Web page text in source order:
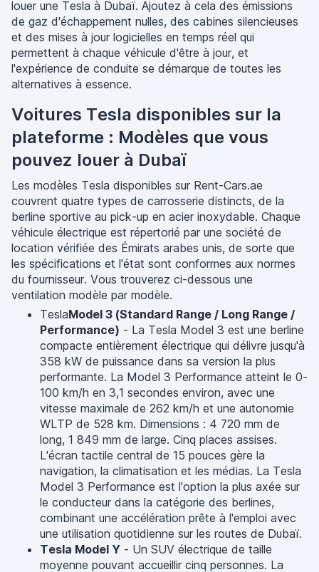
louer une Tesla à Dubaï. Ajoutez à cela des émissions
de gaz d'échappement nulles, des cabines silencieuses
et des mises à jour logicielles en temps réel qui
permettent à chaque véhicule d'être à jour, et
l'expérience de conduite se démarque de toutes les
alternatives à essence.
Voitures Tesla disponibles sur la
plateforme : Modèles que vous
pouvez louer à Dubaï
Les modèles Tesla disponibles sur Rent-Cars.ae
couvrent quatre types de carrosserie distincts, de la
berline sportive au pick-up en acier inoxydable. Chaque
véhicule électrique est répertorié par une société de
location vérifiée des Émirats arabes unis, de sorte que
les spécifications et l'état sont conformes aux normes
du fournisseur. Vous trouverez ci-dessous une
ventilation modèle par modèle.
TeslaModel 3 (Standard Range / Long Range /
Performance) - La Tesla Model 3 est une berline
compacte entièrement électrique qui délivre jusqu'à
358 kW de puissance dans sa version la plus
performante. La Model 3 Performance atteint le 0-
100 km/h en 3,1 secondes environ, avec une
vitesse maximale de 262 km/h et une autonomie
WLTP de 528 km. Dimensions : 4 720 mm de
long, 1 849 mm de large. Cinq places assises.
L'écran tactile central de 15 pouces gère la
navigation, la climatisation et les médias. La Tesla
Model 3 Performance est l'option la plus axée sur
le conducteur dans la catégorie des berlines,
combinant une accélération prête à l'emploi avec
une utilisation quotidienne sur les routes de Dubaï.
Tesla Model Y - Un SUV électrique de taille
moyenne pouvant accueillir cinq personnes. La